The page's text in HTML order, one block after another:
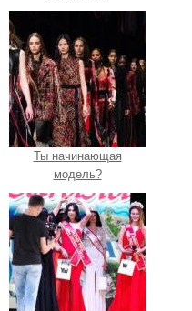
Ты начинающая
модель?